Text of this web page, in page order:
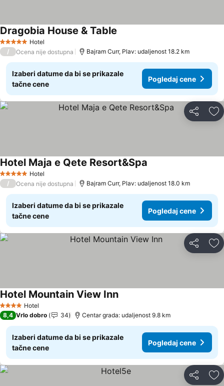
5 ZvezdiceHotel
Dragobia House & Table
/ Ocena nije dostupna Bajram Curr, Plav: udaljenost 18.2 km
Izaberi datume da bi se prikazale
tačne cene
Pogledaj cene
Deli
5 ZvezdiceHotel
Hotel Maja e Qete Resort&Spa
/ Ocena nije dostupna Bajram Curr, Plav: udaljenost 18.0 km
Izaberi datume da bi se prikazale
tačne cene
Pogledaj cene
Deli
4 ZvezdiceHotel
Hotel Mountain View Inn
8,4 Vrlo dobro 34 Centar grada: udaljenost 9.8 km
Izaberi datume da bi se prikazale
tačne cene
Pogledaj cene
Deli